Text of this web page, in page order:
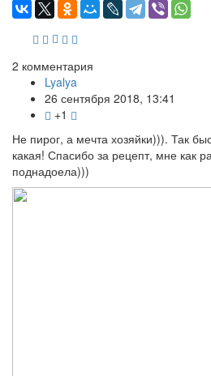
2 комментария
Lyalya
26 сентября 2018, 13:41
+1
Не пирог, а мечта хозяйки))). Так
какая! Спасибо за рецепт, мне как
поднадоела)))